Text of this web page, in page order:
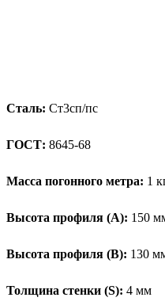
Сталь: Ст3сп/пс
ГОСТ: 8645-68
Масса погонного метра: 1
Высота профиля (А): 150
Высота профиля (B): 130
Толщина стенки (S): 4 мм